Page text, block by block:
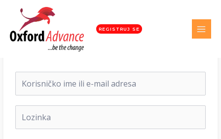
REGISTRUJ SE
Dobrodošli nazad!